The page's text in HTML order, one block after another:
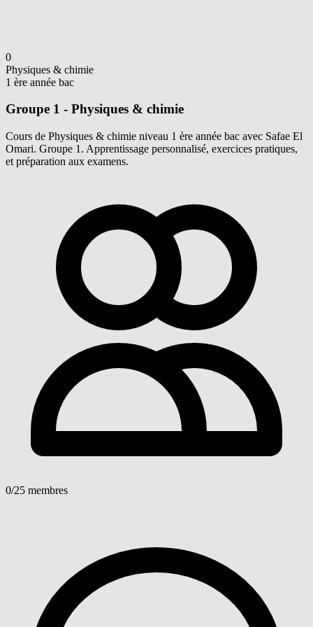
0
Physiques & chimie
1 ère année bac
Groupe 1 - Physiques & chimie
Cours de Physiques & chimie niveau 1 ère année bac avec Safae El
Omari. Groupe 1. Apprentissage personnalisé, exercices pratiques,
et préparation aux examens.
0/25 membres